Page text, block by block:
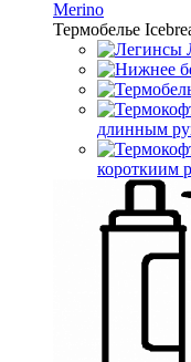
Merino
Термобелье
длинным
короткиим